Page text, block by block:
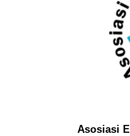
Asosiasi